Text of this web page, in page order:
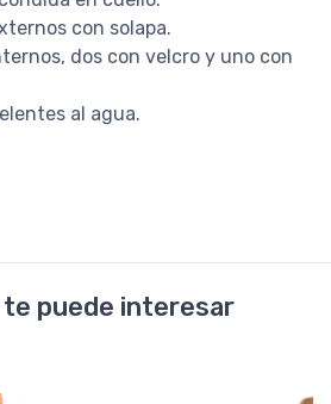
con solapa.
dos con velcro y uno con
al agua.
te puede interesar